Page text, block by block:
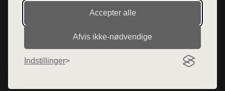
Accepter alle
Afvis ikke‑nødvendige
Indstillinger
Denne side er en del af want.dk, der udgiver en række
hjemmesider med præsentation af forskellige produkter fra
diverse webshops. Der sælges ikke varer fra denne side - vi
henviser til de shops, som sælger varen. Vi har heller ikke
varerne på lager.